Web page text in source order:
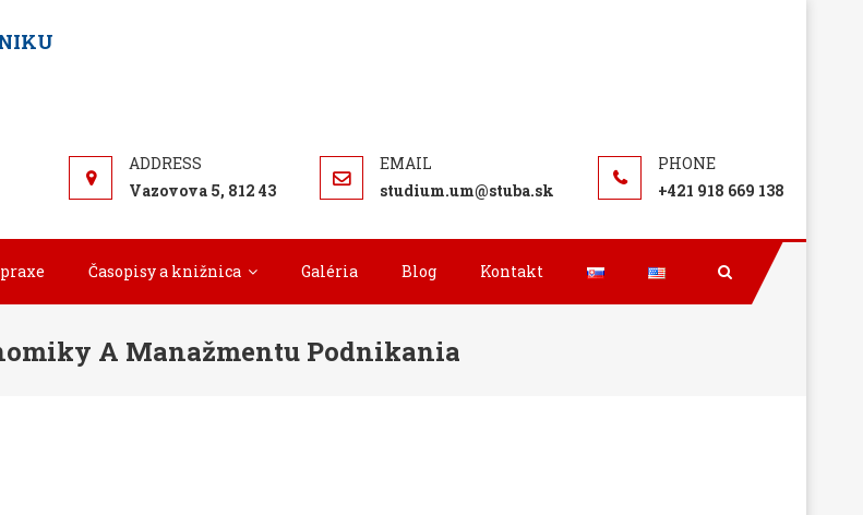
Vazovova 5, 812 43 studium.um@stuba.sk +421 918 669 138
Časopisy a knižnica Galéria Blog Kontakt
A Manažmentu Podnikania